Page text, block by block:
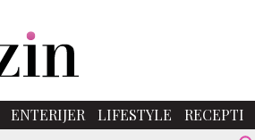
ENTERIJER LIFESTYLE
RECEPTI